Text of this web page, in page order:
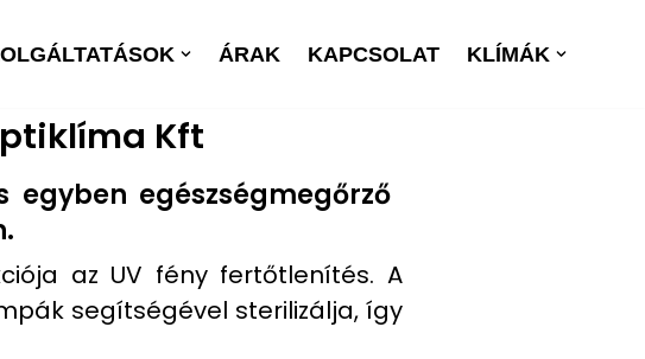
ÁRAK KAPCSOLAT KLÍMÁK
Kft
egyben egészségmegőrző
az UV fény fertőtlenítés. A
segítségével sterilizálja, így